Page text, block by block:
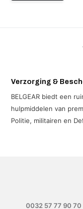
Verzorging &
BELGEAR biedt een
hulpmiddelen van
Politie, militairen en
0032 57 77 90 70